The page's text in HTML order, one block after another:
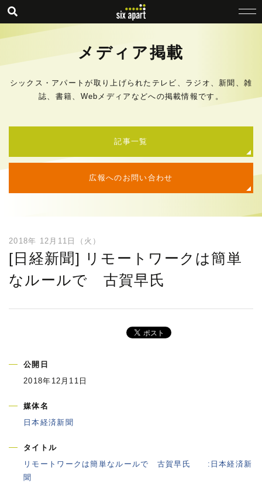
メディア掲載
シックス・アパートが取り上げられたテレビ、ラジオ、新聞、雑
誌、書籍、Webメディアなどへの掲載情報です。
記事一覧
広報へのお問い合わせ
2018年 12月11日（火）
[日経新聞] リモートワークは簡単
なルールで 古賀早氏
公開日
2018年12月11日
媒体名
日本経済新聞
タイトル
リモートワークは簡単なルールで 古賀早氏 :日本経済新
聞